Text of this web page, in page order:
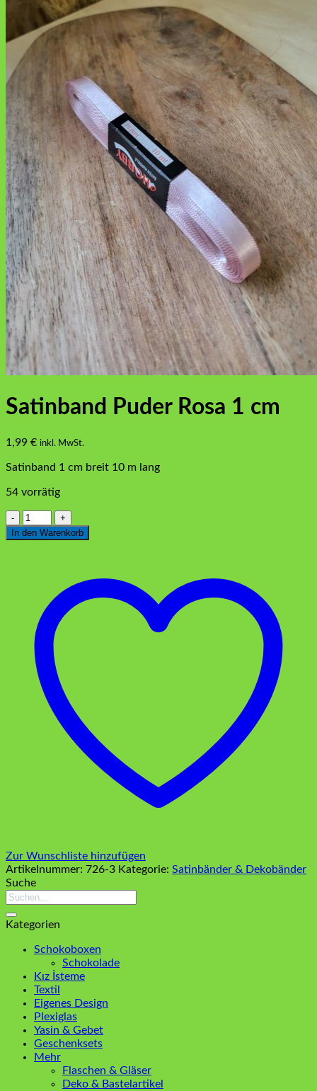
Satinband Puder Rosa 1 cm
1,99 € inkl. MwSt.
Satinband 1 cm breit 10 m lang
54 vorrätig
Satinband
Puder
Rosa
In den Warenkorb
Zur Wunschliste hinzufügen
Artikelnummer: 726-3 Kategorie: Satinbänder & Dekobänder
Suche
Suchen
Kategorien
Schokoboxen
Schokolade
Kız İsteme
Textil
Eigenes Design
Plexiglas
Yasin & Gebet
Geschenksets
Mehr
Flaschen & Gläser
Deko & Bastelartikel